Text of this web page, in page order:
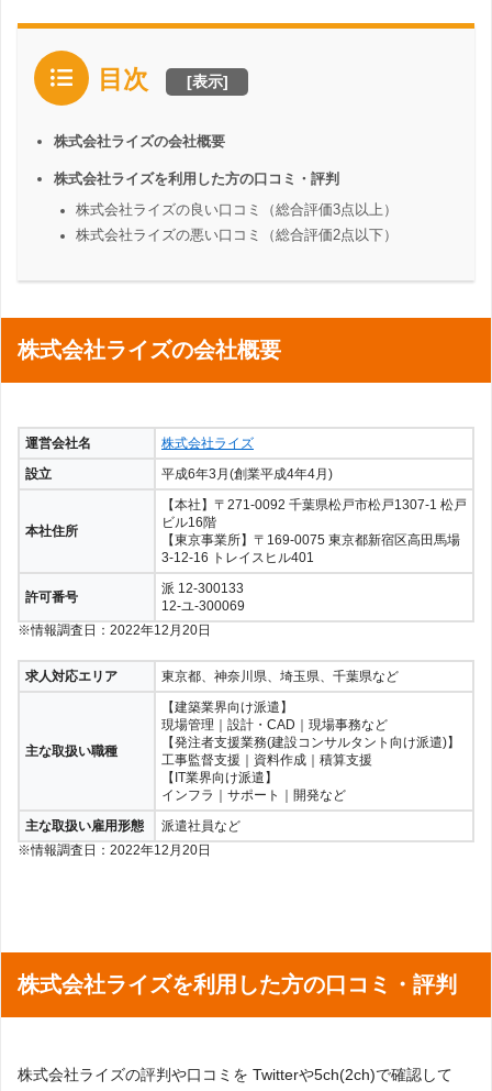
目次 [表示]
株式会社ライズの会社概要
株式会社ライズを利用した方の口コミ・評判
株式会社ライズの良い口コミ（総合評価3点以上）
株式会社ライズの悪い口コミ（総合評価2点以下）
株式会社ライズの会社概要
運営会社名
株式会社ライズ
設立
平成6年3月(創業平成4年4月)
本社住所
【本社】〒271-0092 千葉県松戸市松戸1307-1 松戸
ビル16階
【東京事業所】〒169-0075 東京都新宿区高田馬場
3-12-16 トレイスヒル401
許可番号
派 12-300133
12-ユ-300069
※情報調査日：2022年12月20日
求人対応エリア 東京都、神奈川県、埼玉県、千葉県など
主な取扱い職種
【建築業界向け派遣】
現場管理｜設計・CAD｜現場事務など
【発注者支援業務(建設コンサルタント向け派遣)】
工事監督支援｜資料作成｜積算支援
【IT業界向け派遣】
インフラ｜サポート｜開発など
主な取扱い雇用形態
派遣社員など
※情報調査日：2022年12月20日
株式会社ライズを利用した方の口コミ・評判
株式会社ライズの評判や口コミを Twitterや5ch(2ch)で確認して